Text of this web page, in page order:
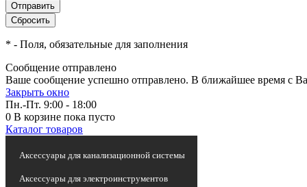
* - Поля, обязательные для заполнения
Сообщение отправлено
Ваше сообщение успешно отправлено. В ближайшее время с
Закрыть окно
Пн.-Пт. 9:00 - 18:00
0 В корзине пока пусто
Каталог товаров
Аксессуары для канализационной системы
Аксессуары для электроинструментов